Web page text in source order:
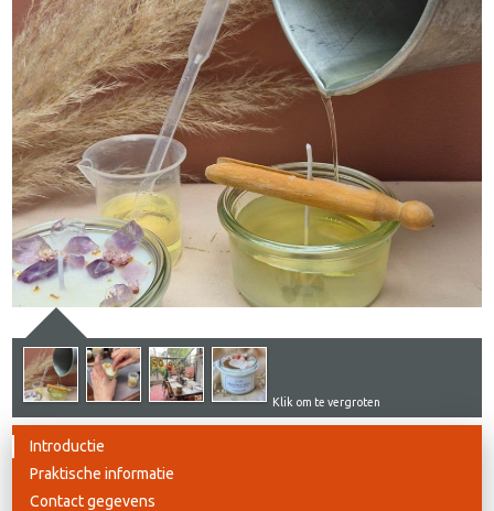
Klik om te vergroten
Introductie
Praktische informatie
Contact gegevens